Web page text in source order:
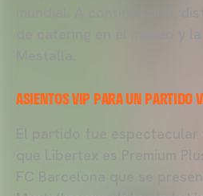
ASIENTOS VIP PARA UN PARTIDO
El partido fue espectacular
que Libertex es Premium
FC Barcelona que se